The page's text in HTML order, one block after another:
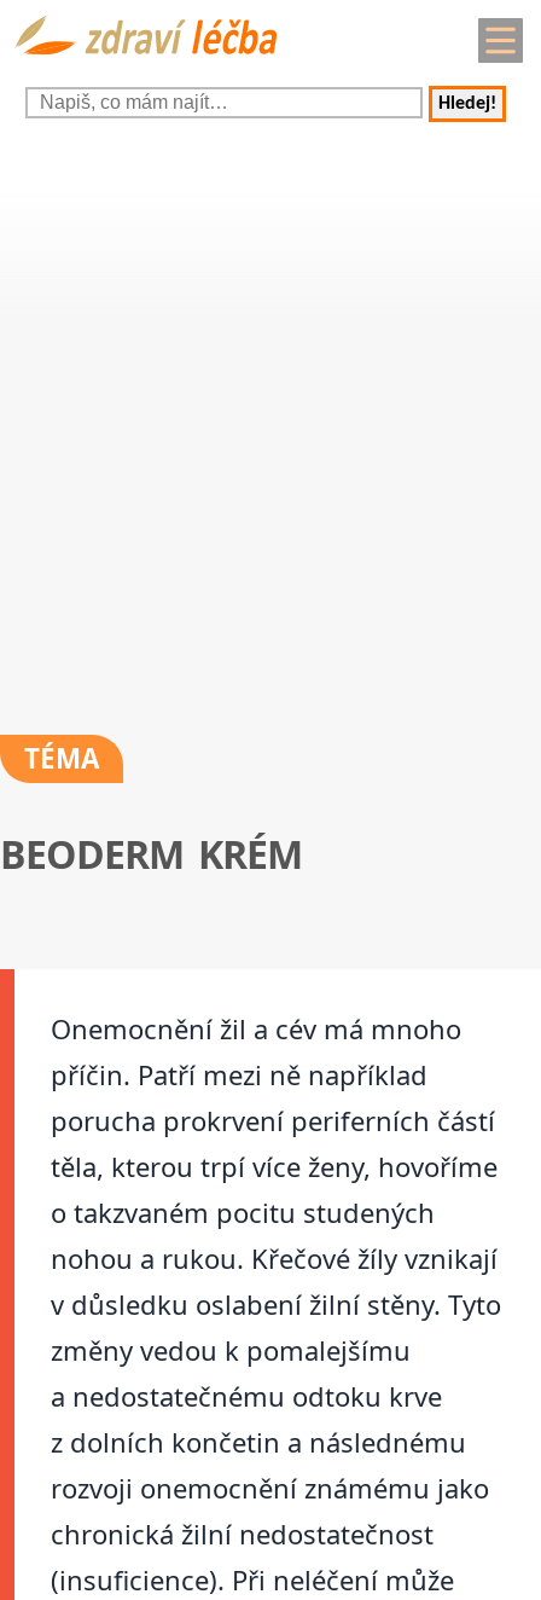
Hledej!
TÉMA
BEODERM KRÉM
Onemocnění žil a cév má mnoho
příčin. Patří mezi ně například
porucha prokrvení periferních částí
těla, kterou trpí více ženy, hovoříme
o takzvaném pocitu studených
nohou a rukou. Křečové žíly vznikají
v důsledku oslabení žilní stěny. Tyto
změny vedou k pomalejšímu
a nedostatečnému odtoku krve
z dolních končetin a následnému
rozvoji onemocnění známému jako
chronická žilní nedostatečnost
(insuficience). Při neléčení může